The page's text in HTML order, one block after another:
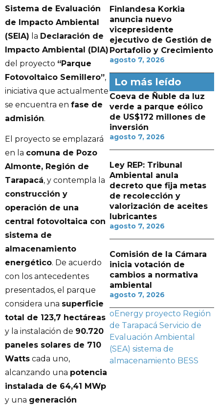
Sistema de Evaluación
de Impacto Ambiental
(SEIA) la Declaración de
Impacto Ambiental (DIA)
del proyecto “Parque
Fotovoltaico Semillero”,
iniciativa que actualmente
se encuentra en fase de
admisión.
El proyecto se emplazará
en la comuna de Pozo
Almonte, Región de
Tarapacá, y contempla la
construcción y
operación de una
central fotovoltaica con
sistema de
almacenamiento
energético. De acuerdo
con los antecedentes
presentados, el parque
considera una superficie
total de 123,7 hectáreas
y la instalación de 90.720
paneles solares de 710
Watts cada uno,
alcanzando una potencia
instalada de 64,41 MWp
y una generación
Finlandesa Korkia
anuncia nuevo
vicepresidente
ejecutivo de Gestión de
Portafolio y Crecimiento
agosto 7, 2026
Lo más leído
Coeva de Ñuble da luz
verde a parque eólico
de US$172 millones de
inversión
agosto 7, 2026
Ley REP: Tribunal
Ambiental anula
decreto que fija metas
de recolección y
valorización de aceites
lubricantes
agosto 7, 2026
Comisión de la Cámara
inicia votación de
cambios a normativa
ambiental
agosto 7, 2026
oEnergy proyecto Región
de Tarapacá Servicio de
Evaluación Ambiental
(SEA) sistema de
almacenamiento BESS